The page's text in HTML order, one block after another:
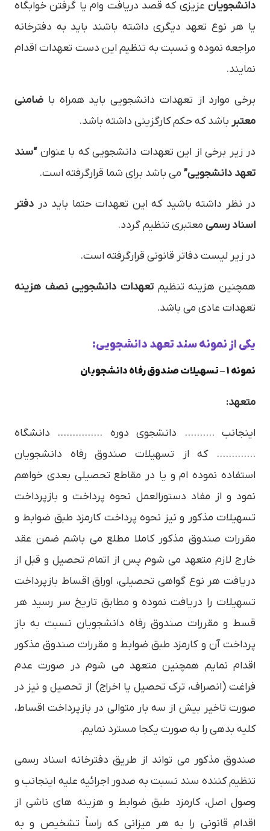
دانشجویان عزیزی که قصد دریافت وام یا گرفتن خوابگاه
یا هر نوع تعهد دیگری داشته باشند باید به دفترخانه
مراجعه نموده و نسبت به تنظیم این دست تعهدات اقدام
نمایند.
برخی موارد از تعهدات دانشجویی باید همراه با ضامنی
معتبر باشد که حکم کارگزینی داشته باشد.
در زیر برخی از این تعهدات دانشجویی که با عنوان“سند
تعهد دانشجویی” می باشد برای شما قرارگرفته است.
در نظر داشته باشید که این تعهدات حتما باید در دفتر
اسناد رسمی معتبری تنظیم گردد.
در زیر لیست دفاتر قانونی قرارگرفته است.
همچنین هزینه تنظیم تعهدات دانشجویی نصف هزینه
تعهدات عادی می باشد.
یکی از نمونه سند تعهد دانشجویی:
نمونه 1 – تسهيلات صندوق رفاه دانشجويان
متعهد:
اينجانب ………. دانشجوي دوره …………… دانشگاه
…………. كه از تسهيلات صندوق رفاه دانشجويان
استفاده نموده ام و يا در مقاطع تحصيلي بعدي خواهم
نمود و از مفاد دستورالعمل نحوه پرداخت و بازپرداخت
تسهيلات مذكور و نيز نحوه پرداخت كارمزد طبق ضوابط و
مقررات صندوق مذكور كاملا مطلع مي باشم ضمن عقد
خارج لازم متعهد مي شوم پس از اتمام تحصيل و قبل از
دريافت هر نوع گواهي تحصيلي، اوراق اقساط بازپرداخت
تسهيلات را دريافت نموده و مطابق تاريخ سر رسيد هر
قسط و مقررات صندوق رفاه دانشجويان نسبت به باز
پرداخت آن و كارمزد طبق ضوابط و مقررات صندوق مذكور
اقدام نمايم همچنين متعهد مي شوم در صورت عدم
فراغت (انصراف، ترك تحصيل يا اخراج) از تحصيل و نيز در
صورت تاخير بيش از سه بار متوالي در بازپرداخت اقساط،
كليه بدهي را به صورت يكجا مسترد نمايم.
صندوق مذكور مي تواند از طريق دفترخانه اسناد رسمي
تنظيم كننده سند نسبت به صدور اجرائيه عليه اينجانب و
وصول اصل، كارمزد طبق ضوابط و هزينه هاي ناشي از
اقدام قانوني را به هر ميزاني كه راساً تشخيص و به